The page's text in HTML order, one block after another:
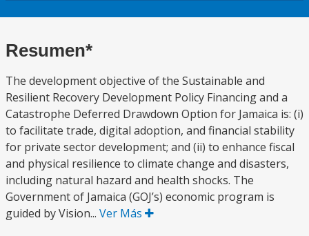
Resumen*
The development objective of the Sustainable and
Resilient Recovery Development Policy Financing and a
Catastrophe Deferred Drawdown Option for Jamaica is: (i)
to facilitate trade, digital adoption, and financial stability
for private sector development; and (ii) to enhance fiscal
and physical resilience to climate change and disasters,
including natural hazard and health shocks. The
Government of Jamaica (GOJ’s) economic program is
guided by Vision... Ver Más